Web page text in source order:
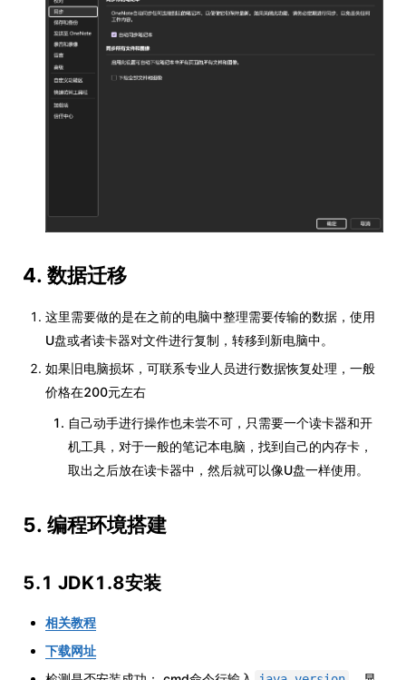
4. 数据迁移
这里需要做的是在之前的电脑中整理需要传输的数据，使用
U盘或者读卡器对文件进行复制，转移到新电脑中。
如果旧电脑损坏，可联系专业人员进行数据恢复处理，一般
价格在200元左右
自己动手进行操作也未尝不可，只需要一个读卡器和开
机工具，对于一般的笔记本电脑，找到自己的内存卡，
取出之后放在读卡器中，然后就可以像U盘一样使用。
5. 编程环境搭建
5.1 JDK1.8安装
相关教程
下载网址